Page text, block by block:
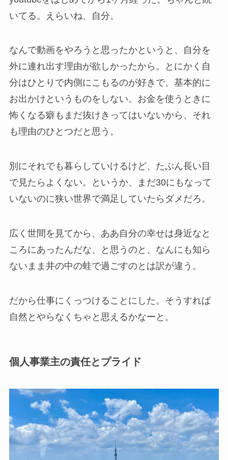
いてる。えらいね、自分。
なんで動画をやろうと思ったかというと、自分を
外に連れ出す理由が欲しかったから。とにかく自
分はひとりで内側にこもるのが好きで、基本的に
お出かけというものをしない。お金を使うときに
怖くなる癖もまだ抜けきってはいないから、それ
も理由のひとつだと思う。
別にそれでも暮らしていけるけど、たぶん長い目
で見たらよくない。というか、まだ30にもなって
いないのに狭い世界で満足していたらダメだろ。
広く世間を見てから、ああ自分の幸せは身近なと
ころにあったんだな、と思うのと、なんにも知ら
ないまま井の中の蛙で過ごすのとは訳が違う。
だから仕事にくっつけることにした。そうすれば
自然とやらなくちゃと思えるかなーと。
個人事業主の責任とプライド